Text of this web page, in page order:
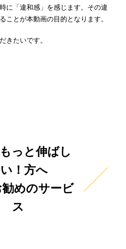
に「違和感」を感じます。その違
ことが本動画の目的となります。
きたいです。
っと伸ばし
！方へ
めのサービ
ス